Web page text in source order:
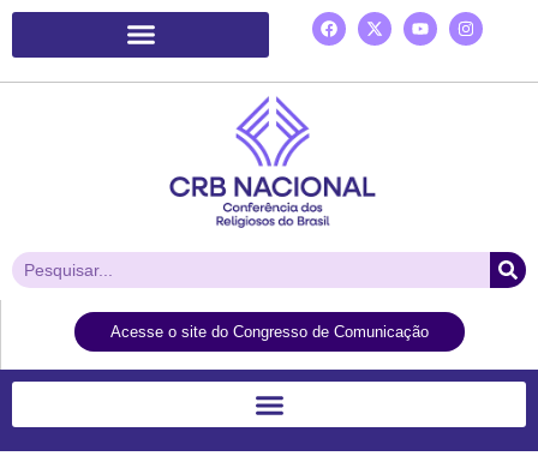
Acesse o site do Congresso de Comunicação